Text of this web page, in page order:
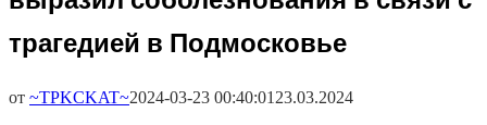
трагедией в Подмосковье
от ~TPKCKAT~2024-03-23 00:40:01 23.03.2024